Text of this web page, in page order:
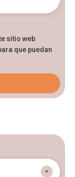
sitio web
que puedan